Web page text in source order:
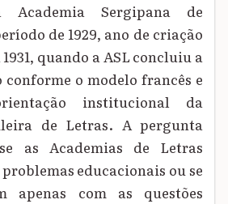
Academia Sergipana de
de 1929, ano de criação
quando a ASL concluiu a
o modelo francês e
institucional da
de Letras. A pergunta
as Academias de Letras
educacionais ou se
apenas com as questões